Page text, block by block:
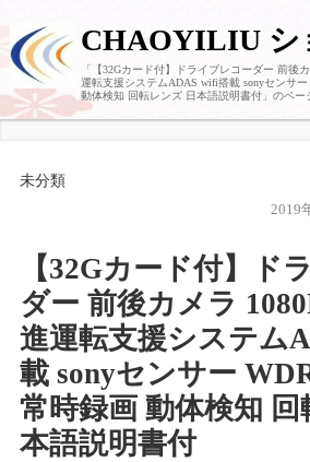
CHAOYILIU シ
「【32Gカード付】ドライブレコーダー 前後
運転支援システムADAS wifi搭載 sonyセンサ
動体検知 回転レンズ 日本語説明書付」のペー
未分類
2019
【32Gカード付】ド
ダー 前後カメラ
進運転支援システム
載 sonyセンサー
常時録画 動体検知 回
本語説明書付